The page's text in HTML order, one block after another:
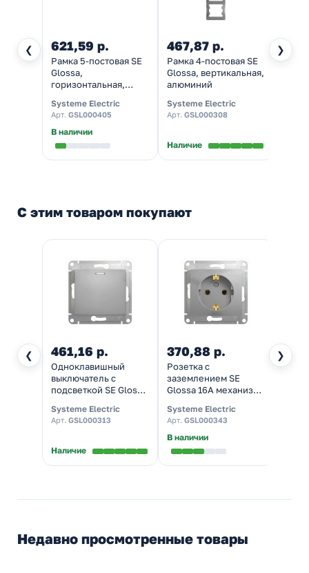
❮ ❯
621,59 р.
Рамка 5-постовая SE
Glossa,
горизонтальная,
Systeme Electric
Арт. GSL000405
В наличии
467,87 р.
Рамка 4-постовая SE
Glossa, вертикальная,
алюминий
Systeme Electric
Арт. GSL000308
Наличие
С этим товаром покупают
❮ ❯
461,16 р.
Одноклавишный
выключатель с
подсветкой SE Glossa
алюминий
Systeme Electric
Арт. GSL000313
Наличие
370,88 р.
Розетка с
заземлением SE
Glossa 16А механизм,
Systeme Electric
Арт. GSL000343
В наличии
Недавно просмотренные товары